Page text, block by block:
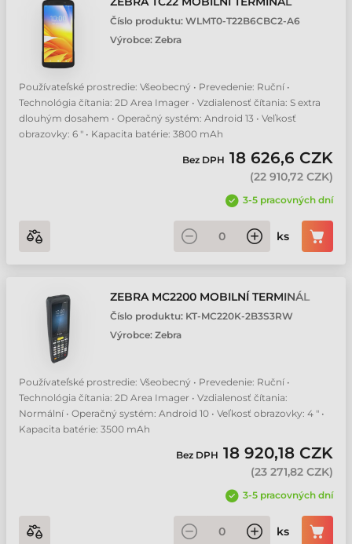
Číslo produktu: WLMT0-T22B6CBC2-A6
Výrobce: Zebra
Používateľské prostredie: Všeobecný • Prevedenie: Ruční •
Technológia čítania: 2D Area Imager • Vzdialenosť čítania: S extra
dlouhým dosahem • Operačný systém: Android 13 • Veľkosť
obrazovky: 6 " • Kapacita batérie: 3800 mAh
Bez DPH 18 626,6 CZK
(22 910,72 CZK)
3-5 pracovných dní
ks
ZEBRA MC2200 MOBILNÍ TERMINÁL
Číslo produktu: KT-MC220K-2B3S3RW
Výrobce: Zebra
Používateľské prostredie: Všeobecný • Prevedenie: Ruční •
Technológia čítania: 2D Area Imager • Vzdialenosť čítania:
Normální • Operačný systém: Android 10 • Veľkosť obrazovky: 4 " •
Kapacita batérie: 3500 mAh
Bez DPH 18 920,18 CZK
(23 271,82 CZK)
3-5 pracovných dní
ks